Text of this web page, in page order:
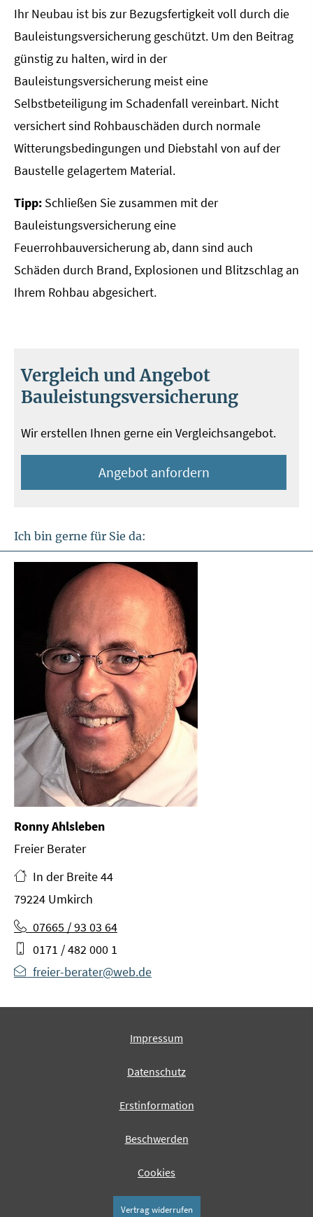
Ihr Neubau ist bis zur Bezugsfertigkeit voll durch die
Bauleistungsversicherung geschützt. Um den Beitrag
günstig zu halten, wird in der
Bauleistungsversicherung meist eine
Selbstbeteiligung im Schadenfall vereinbart. Nicht
versichert sind Rohbauschäden durch normale
Witterungsbedingungen und Diebstahl von auf der
Baustelle gelagertem Material.
Tipp: Schließen Sie zusammen mit der
Bauleistungsversicherung eine
Feuerrohbauversicherung ab, dann sind auch
Schäden durch Brand, Explosionen und Blitzschlag an
Ihrem Rohbau abgesichert.
Vergleich und Angebot
Bauleistungsversicherung
Wir erstellen Ihnen gerne ein Vergleichsangebot.
An­ge­bot an­for­dern
Ich bin gerne für Sie da:
Ronny Ahlsleben
Freier Berater
In der Breite 44
79224 Umkirch
07665 / 93 03 64
0171 / 482 000 1
freier-berater@web.de
Impressum
Datenschutz
Erstinformation
Beschwerden
Cookies
Vertrag widerrufen